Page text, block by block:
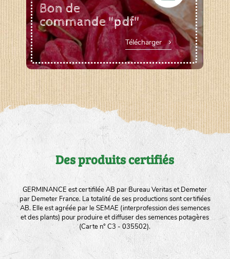
Bon de
commande "pdf"
Télécharger
Des produits certifiés
GERMINANCE est certifilée AB par Bureau Veritas et Demeter
par Demeter France. La totalité de ses productions sont certifiées
AB. Elle est agréée par le SEMAE (interprofession des semences
et des plants) pour produire et diffuser des semences potagères
(Carte n° C3 - 035502).